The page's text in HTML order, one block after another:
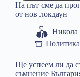
На път сме да
от нов локдаун
Политика
Ще успеем ли да
съмнение